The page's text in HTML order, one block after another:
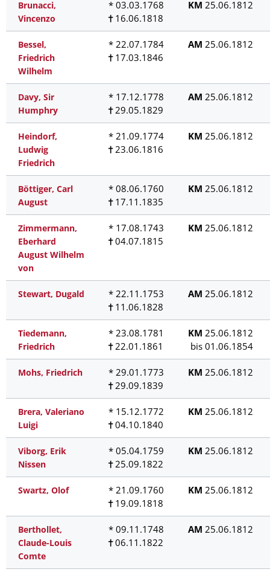
Brunacci,
Vincenzo
* 03.03.1768
16.06.1818
KM 25.06.1812
Bessel,
Friedrich
Wilhelm
* 22.07.1784
17.03.1846
AM 25.06.1812
Davy, Sir
Humphry
* 17.12.1778
29.05.1829
AM 25.06.1812
Heindorf,
Ludwig
Friedrich
* 21.09.1774
23.06.1816
KM 25.06.1812
Böttiger, Carl
August
* 08.06.1760
17.11.1835
KM 25.06.1812
Zimmermann,
Eberhard
August Wilhelm
von
* 17.08.1743
04.07.1815
KM 25.06.1812
Stewart, Dugald
* 22.11.1753
11.06.1828
AM 25.06.1812
Tiedemann,
Friedrich
* 23.08.1781
22.01.1861
KM 25.06.1812
bis 01.06.1854
Mohs, Friedrich
* 29.01.1773
29.09.1839
KM 25.06.1812
Brera, Valeriano
Luigi
* 15.12.1772
04.10.1840
KM 25.06.1812
Viborg, Erik
Nissen
* 05.04.1759
25.09.1822
KM 25.06.1812
Swartz, Olof
* 21.09.1760
19.09.1818
KM 25.06.1812
Berthollet,
Claude-Louis
Comte
* 09.11.1748
06.11.1822
AM 25.06.1812